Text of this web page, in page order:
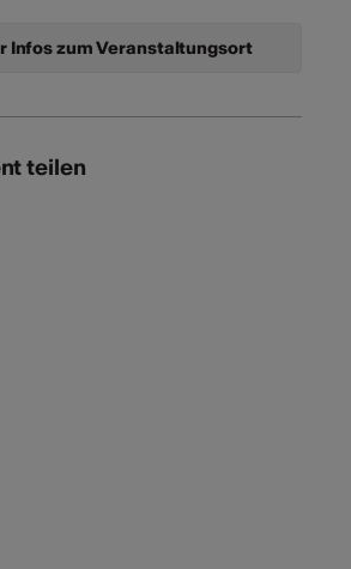
Infos zum Veranstaltungsort
teilen